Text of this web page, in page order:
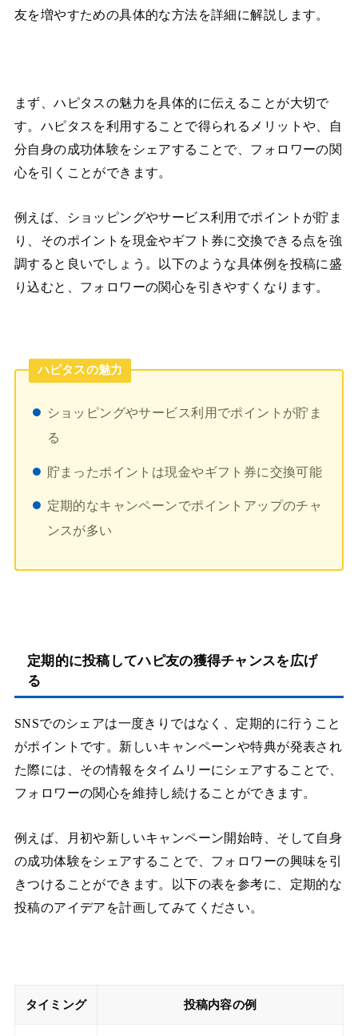
友を増やすための具体的な方法を詳細に解説します。
まず、ハピタスの魅力を具体的に伝えることが大切で
す。ハピタスを利用することで得られるメリットや、自
分自身の成功体験をシェアすることで、フォロワーの関
心を引くことができます。
例えば、ショッピングやサービス利用でポイントが貯ま
り、そのポイントを現金やギフト券に交換できる点を強
調すると良いでしょう。以下のような具体例を投稿に盛
り込むと、フォロワーの関心を引きやすくなります。
ハピタスの魅力
ショッピングやサービス利用でポイントが貯ま
る
貯まったポイントは現金やギフト券に交換可能
定期的なキャンペーンでポイントアップのチャ
ンスが多い
定期的に投稿してハピ友の獲得チャンスを広げ
る
SNSでのシェアは一度きりではなく、定期的に行うこと
がポイントです。新しいキャンペーンや特典が発表され
た際には、その情報をタイムリーにシェアすることで、
フォロワーの関心を維持し続けることができます。
例えば、月初や新しいキャンペーン開始時、そして自身
の成功体験をシェアすることで、フォロワーの興味を引
きつけることができます。以下の表を参考に、定期的な
投稿のアイデアを計画してみてください。
タイミング 投稿内容の例